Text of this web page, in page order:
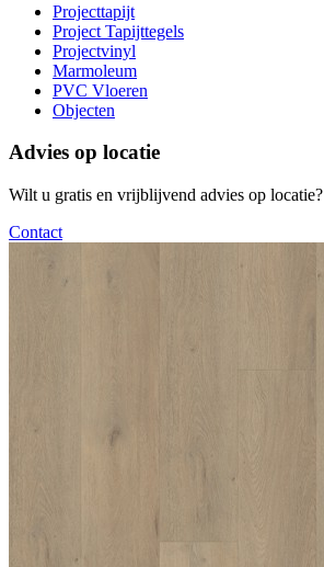
Projecttapijt
Project Tapijttegels
Projectvinyl
Marmoleum
PVC Vloeren
Objecten
Advies op locatie
Wilt u gratis en vrijblijvend advies op locatie?
Contact